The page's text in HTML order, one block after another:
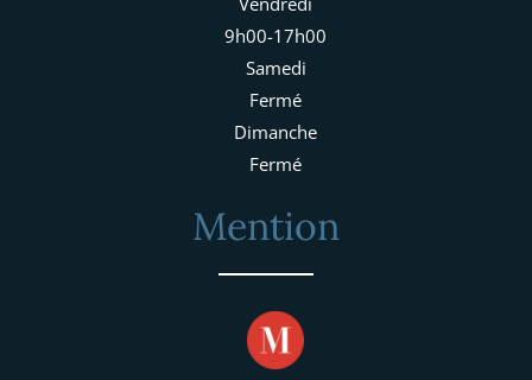
9h00-17h00
Samedi
Fermé
Dimanche
Fermé
Mention